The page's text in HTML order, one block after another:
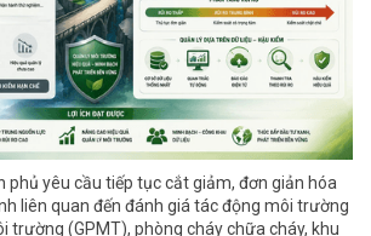
phủ yêu cầu tiếp tục cắt giảm, đơn giản hóa
liên quan đến đánh giá tác động môi trường
trường (GPMT), phòng cháy chữa cháy, khu